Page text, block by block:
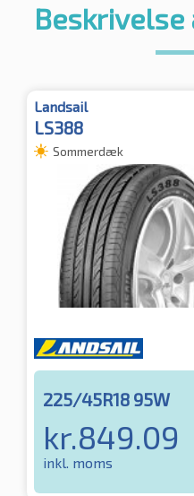
Landsail
LS388
Sommerdæk
225/45R18 95W
kr.849.09
inkl. moms